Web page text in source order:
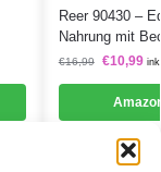
Reer 90430 –
Nahrung mit
€16,99 €10,99